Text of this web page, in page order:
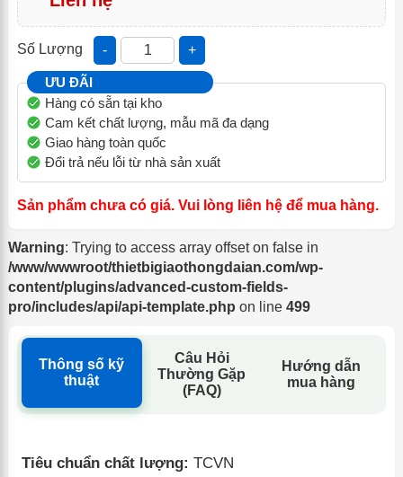
Số Lượng - +
ƯU ĐÃI
Hàng có sẵn tại kho
Cam kết chất lượng, mẫu mã đa dạng
Giao hàng toàn quốc
Đổi trả nếu lỗi từ nhà sản xuất
Sản phẩm chưa có giá. Vui lòng liên hệ để mua hàng.
Warning: Trying to access array offset on false in
/www/wwwroot/thietbigiaothongdaian.com/wp-
content/plugins/advanced-custom-fields-
pro/includes/api/api-template.php on line499
Thông số kỹ
thuật
Câu Hỏi
Thường Gặp
(FAQ)
Hướng dẫn
mua hàng
Tiêu chuẩn chất lượng:TCVN